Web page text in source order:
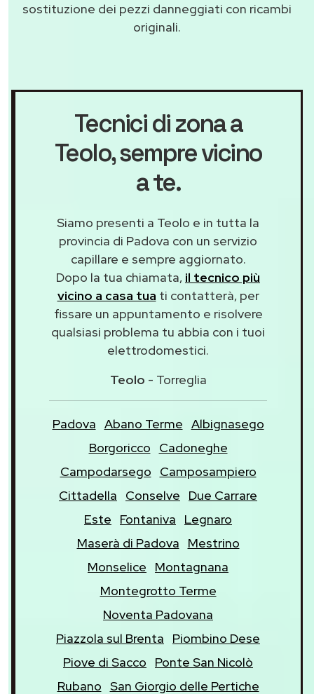
sostituzione dei pezzi danneggiati con ricambi
originali.
Tecnici di zona a
Teolo, sempre vicino
a te.
Siamo presenti a Teolo e in tutta la
provincia di Padova con un servizio
capillare e sempre aggiornato.
Dopo la tua chiamata, il tecnico più
vicino a casa tua ti contatterà, per
fissare un appuntamento e risolvere
qualsiasi problema tu abbia con i tuoi
elettrodomestici.
Teolo - Torreglia
Padova Abano Terme Albignasego
Borgoricco
Cadoneghe
Campodarsego
Camposampiero
Cittadella
Conselve
Due Carrare
Este
Fontaniva
Legnaro
Maserà di Padova
Mestrino
Monselice
Montagnana
Montegrotto Terme
Noventa Padovana
Piazzola sul Brenta
Piombino Dese
Piove di Sacco
Ponte San Nicolò
Rubano San Giorgio delle Pertiche